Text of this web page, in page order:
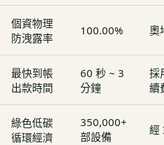
個資物理
防洩露率
100.00% 奧
最快到帳
出款時間
60 秒 ~ 3
分鐘
採
續
綠色低碳
循環經濟
350,000+
部設備
經